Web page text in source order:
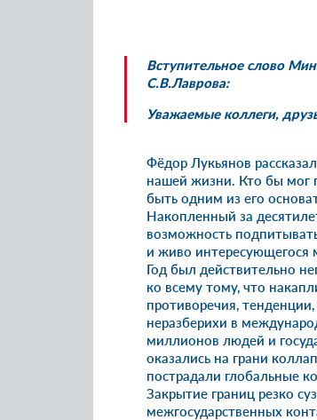
Вступительное слово
С.В.Лаврова:
Уважаемые коллеги,
Фёдор Лукьянов
нашей жизни. Кто бы мог
быть одним из его
Накопленный за
возможность
и живо интересующегося
Год был действительно
ко всему тому, что
противоречия,
неразберихи в
миллионов людей и
оказались на грани
пострадали глобальные
Закрытие границ резко
межгосударственных